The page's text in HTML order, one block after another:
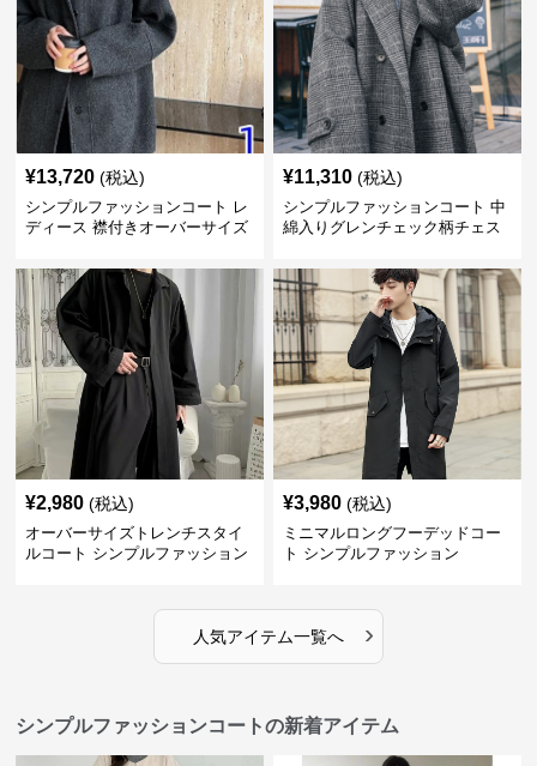
¥13,720 (税込)
シンプルファッションコート レ
ディース 襟付きオーバーサイズ
¥11,310 (税込)
シンプルファッションコート 中
綿入りグレンチェック柄チェス
¥2,980 (税込)
オーバーサイズトレンチスタイ
ルコート シンプルファッション
¥3,980 (税込)
ミニマルロングフーデッドコー
ト シンプルファッション
人気アイテム一覧へ ›
シンプルファッションコートの新着アイテム